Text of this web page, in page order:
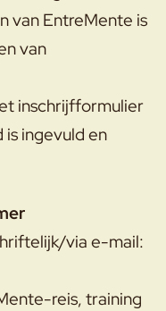
van EntreMente is
van
inschrijfformulier
is ingevuld en
via e-mail:
reis, training